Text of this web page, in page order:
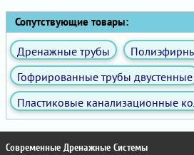
Сопутствующие товары:
Дренажные трубы
Гофрированные трубы двустенные
Пластиковые канализационные
Современные Дренажные Системы